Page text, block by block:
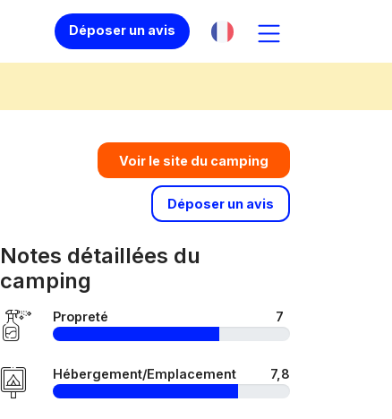
Déposer un avis
Voir le site du camping
Déposer un avis
Notes détaillées du
camping
Propreté 7
Hébergement/Emplacement 7,8